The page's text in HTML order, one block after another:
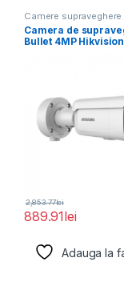
Camere supraveghere
Camera de
Bullet 4MP
889.91lei
2,853.77lei
Adauga la